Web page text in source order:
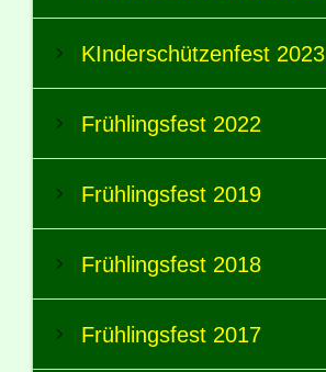
KInderschützenfest 2023
Frühlingsfest 2022
Frühlingsfest 2019
Frühlingsfest 2018
Frühlingsfest 2017